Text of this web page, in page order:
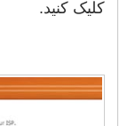
کلیک کنید.